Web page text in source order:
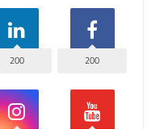
200
200